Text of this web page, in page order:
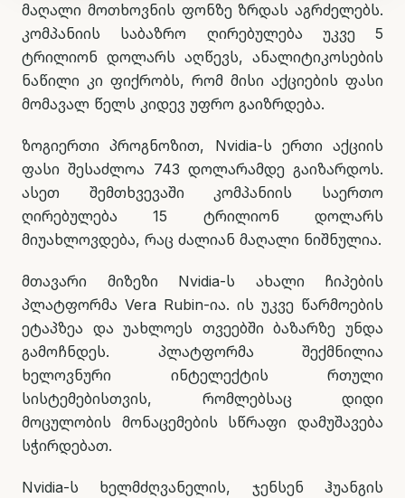
მაღალი მოთხოვნის ფონზე ზრდას აგრძელებს.
კომპანიის საბაზრო ღირებულება უკვე 5
ტრილიონ დოლარს აღწევს, ანალიტიკოსების
ნაწილი კი ფიქრობს, რომ მისი აქციების ფასი
მომავალ წელს კიდევ უფრო გაიზრდება.
ზოგიერთი პროგნოზით, Nvidia-ს ერთი აქციის
ფასი შესაძლოა 743 დოლარამდე გაიზარდოს.
ასეთ შემთხვევაში კომპანიის საერთო
ღირებულება 15 ტრილიონ დოლარს
მიუახლოვდება, რაც ძალიან მაღალი ნიშნულია.
მთავარი მიზეზი Nvidia-ს ახალი ჩიპების
პლატფორმა Vera Rubin-ია. ის უკვე წარმოების
ეტაპზეა და უახლოეს თვეებში ბაზარზე უნდა
გამოჩნდეს. პლატფორმა შექმნილია
ხელოვნური ინტელექტის რთული
სისტემებისთვის, რომლებსაც დიდი
მოცულობის მონაცემების სწრაფი დამუშავება
სჭირდებათ.
Nvidia-ს ხელმძღვანელის, ჯენსენ ჰუანგის